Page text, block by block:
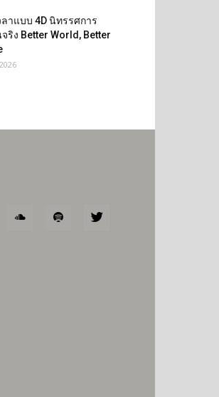
าแบบ 4D นิทรรศการ
ริง Better World, Better